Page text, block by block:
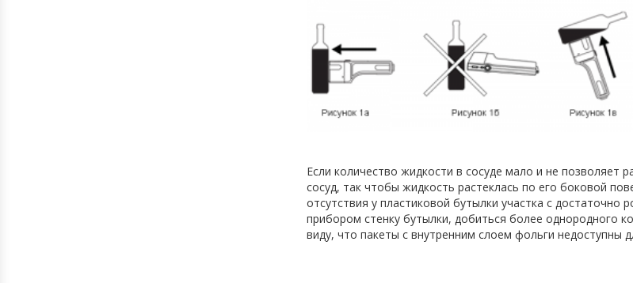
Если количество жидкости в сосуде мало и не позволяет
сосуд, так чтобы жидкость растеклась по его боковой
отсутствия у пластиковой бутылки участка с
прибором стенку бутылки, добиться более однородного
виду, что пакеты с внутренним слоем фольги недоступны